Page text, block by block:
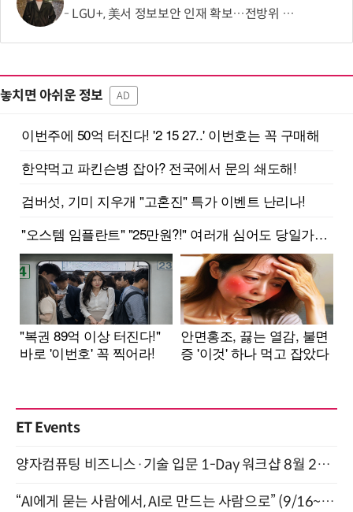
LGU+, 美서 정보보안 인재 확보…전방위 역량 강화 총력
놓치면 아쉬운 정보 AD
ET Events
양자컴퓨팅 비즈니스·기술 입문 1-Day 워크샵 8월 28일 개최
“AI에게 묻는 사람에서, AI로 만드는 사람으로” (9/16~17)